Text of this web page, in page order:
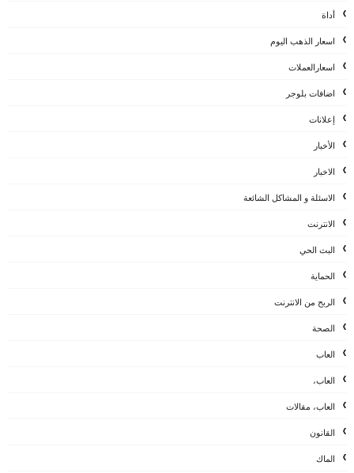
أداة
اسعار الذهب اليوم
اسعارالعملات
اضافات بلوجر
إعلانات
الأخبار
الاخبار
الاسئلة و المشاكل الشائعة
الانترنت
البث الحي
الحماية
الربح من الانترنت
الصحة
العاب
العاب،
العاب، مقالات
القانون
الماك